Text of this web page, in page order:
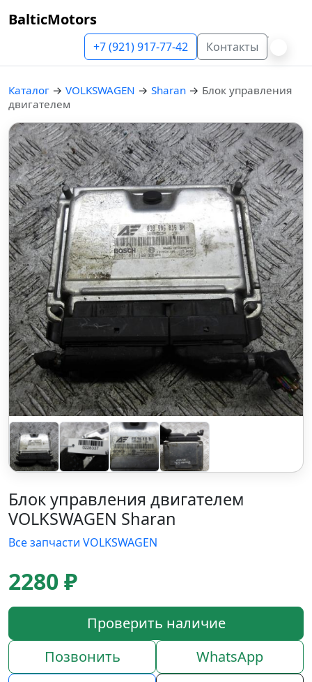
BalticMotors
+7 (921) 917-77-42 Контакты
Каталог → VOLKSWAGEN → Sharan → Блок управления
двигателем
Блок управления двигателем
VOLKSWAGEN Sharan
Все запчасти VOLKSWAGEN
2280 ₽
Проверить наличие
Позвонить
WhatsApp